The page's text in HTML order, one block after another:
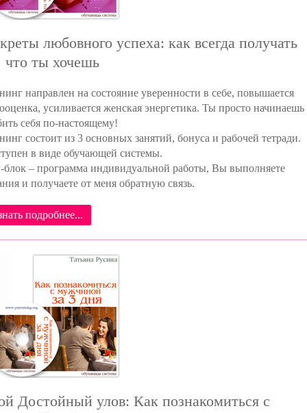
любовного успеха: как всегда получать
что ты хочешь
направлен на состояние уверенности в себе, повышается
усиливается женская энергетика. Ты просто начинаешь
себя по-настоящему!
состоит из 3 основных занятий, бонуса и рабочей тетради.
в виде обучающей системы.
блок – программа индивидуальной работы, Вы выполняете
и получаете от меня обратную связь.
подробнее...
Достойный улов: Как познакомиться с